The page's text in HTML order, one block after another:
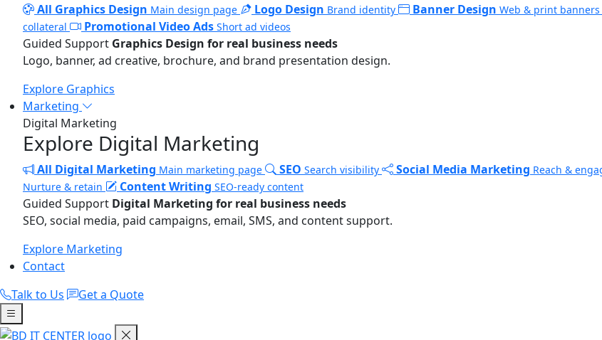
All Graphics Design Main design page Logo Design Brand identity Banner Design Web & print banners
collateral
Promotional Video Ads Short ad videos
Guided Support Graphics Design for real business needs
Logo, banner, ad creative, brochure, and brand presentation design.
Explore Graphics
Marketing
Digital Marketing
Explore Digital Marketing
All Digital Marketing Main marketing page SEO Search visibility Social Media Marketing Reach &
Nurture & retain Content Writing SEO-ready content
Guided Support Digital Marketing for real business needs
SEO, social media, paid campaigns, email, SMS, and content support.
Explore Marketing
Contact
Talk to Us
Get a Quote